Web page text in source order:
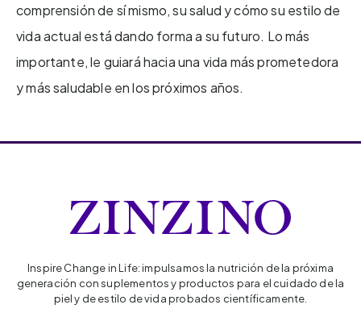
comprensión de sí mismo, su salud y cómo su estilo de
vida actual está dando forma a su futuro. Lo más
importante, le guiará hacia una vida más prometedora
y más saludable en los próximos años.
Inspire Change in Life: impulsamos la nutrición de la próxima
generación con suplementos y productos para el cuidado de la
piel y de estilo de vida probados científicamente.